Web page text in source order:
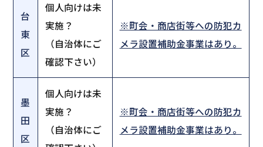
台
東
区
個人向けは未
実施？
（自治体にご
確認下さい）
※町会・商店街等への防犯カ
メラ設置補助金事業はあり。
墨
田
区
個人向けは未
実施？
（自治体にご
※町会・商店街等への防犯カ
メラ設置補助金事業はあり。